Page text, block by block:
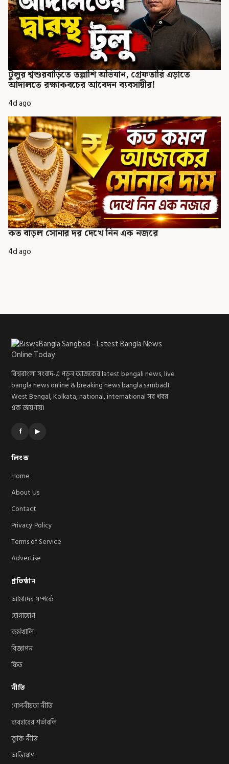
টুলুর শ্বশুরবাড়িতে তল্লাশি অভিযান, গ্রেফতারি এড়াতে
আদালতে রক্ষাকবচের আবেদন ব্যবসায়ীর!
4d ago
কত বাড়ল সোনার দর দেখে নিন এক নজরে
4d ago
বিশ্ববাংলা সংবাদ-এ পড়ুন আজকের latest bengali news, live
bangla news online & breaking news bangla sambad।
West Bengal, Kolkata, national, international সব খবর
এক জায়গায়।
f ▶
লিংক
Home
About Us
Contact
Privacy Policy
Terms of Service
Advertise
প্রতিষ্ঠান
আমাদের সম্পর্কে
যোগাযোগ
কর্মখালি
বিজ্ঞাপন
ফিড
নীতি
গোপনীয়তা নীতি
ব্যবহারের শর্তাবলি
কুকি নীতি
অভিযোগ